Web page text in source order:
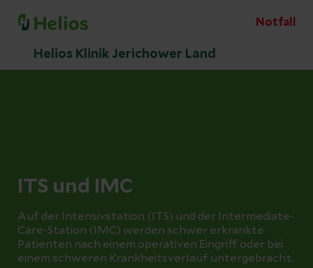
Notfall
Helios Klinik Jerichower Land
ITS und IMC
Auf der Intensivstation (ITS) und der Intermediate-
Care-Station (IMC) werden schwer erkrankte
Patienten nach einem operativen Eingriff oder bei
einem schweren Krankheitsverlauf untergebracht.